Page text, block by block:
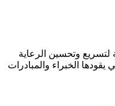
لتسريع وتحسين الرعاية
الخبراء والمبادرات